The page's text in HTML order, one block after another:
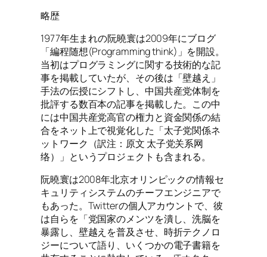
略歴
1977年生まれの阮曉寰は2009年にブログ
「編程随想(Programming think)」を開設。
当初はプログラミングに関する技術的な記
事を掲載していたが、その後は「壁越え」
手法の伝授にシフトし、中国共産党体制を
批評する数百本の記事を掲載した。この中
には中国共産党高官の権力と資金関係の結
合をネット上で視覚化した「太子党関係ネ
ットワーク（訳注：原文 太子党关系网
络）」というプロジェクトも含まれる。
阮曉寰は2008年北京オリンピックの情報セ
キュリティシステムのチーフエンジニアで
もあった。Twitterの個人アカウントで、彼
は自らを「党国家のメンツを潰し、洗脳を
暴露し、壁越えを普及させ、時折テクノロ
ジーについて語り、いくつかの電子書籍を